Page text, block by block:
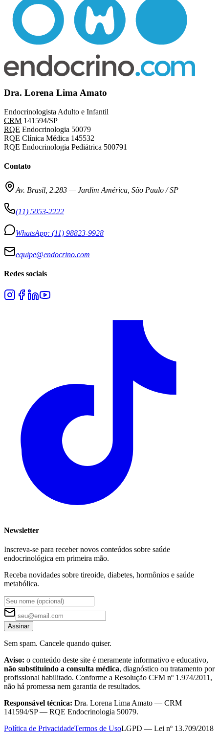
Dra. Lorena Lima Amato
Endocrinologista Adulto e Infantil
CRM 141594/SP
RQE Endocrinologia 50079
RQE Clínica Médica 145532
RQE Endocrinologia Pediátrica 500791
Contato
Av. Brasil, 2.283 —Jardim América, São Paulo / SP
(11) 5053-2222
WhatsApp: (11) 98823-9928
equipe@endocrino.com
Redes sociais
Newsletter
Inscreva-se para receber novos conteúdos sobre saúde
endocrinológica em primeira mão.
Receba novidades sobre tireoide, diabetes, hormônios e saúde
metabólica.
Assinar
Sem spam. Cancele quando quiser.
Aviso: o conteúdo deste site é meramente informativo e educativo,
não substituindo a consulta médica, diagnóstico ou tratamento por
profissional habilitado. Conforme a Resolução CFM nº 1.974/2011,
não há promessa nem garantia de resultados.
Responsável técnica: Dra. Lorena Lima Amato — CRM
141594/SP — RQE Endocrinologia 50079.
Política de PrivacidadeTermos de UsoLGPD — Lei nº 13.709/2018